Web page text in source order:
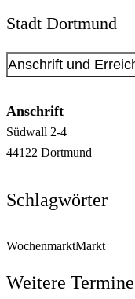
Stadt Dortmund
Anschrift und
Anschrift
Südwall 2-4
44122 Dortmund
Schlagwörter
WochenmarktMarkt
Weitere Termine